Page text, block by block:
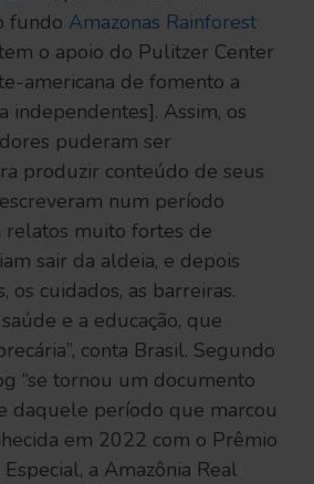
fundo Amazonas Rainforest
o apoio do Pulitzer Center
americana de fomento a
independentes]. Assim, os
puderam ser
produzir conteúdo de seus
num período
muito fortes de
sair da aldeia, e depois
os cuidados, as barreiras.
e a educação, que
conta Brasil. Segundo
“se tornou um documento
daquele período que marcou
em 2022 com o Prêmio
a Amazônia Real